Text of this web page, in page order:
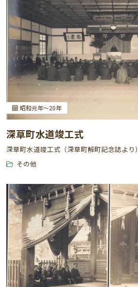
昭和元年～20年
深草町水道竣工式
深草町水道竣工式（深草町解町記念誌より）
その他